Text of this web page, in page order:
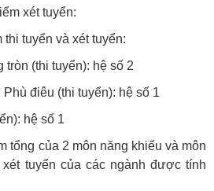
xét tuyển:
thi tuyển và xét tuyển:
(thi tuyển): hệ số 2
điêu (thi tuyển): hệ số 1
hệ số 1
tổng của 2 môn năng khiếu và môn
tuyển của các ngành được tính